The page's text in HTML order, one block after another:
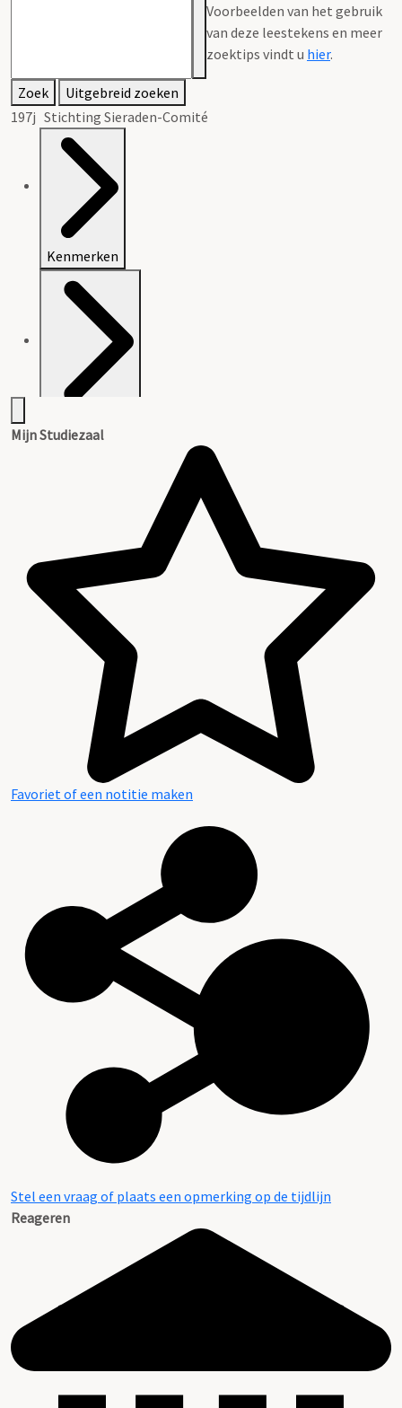
Voorbeelden van het gebruik
van deze leestekens en meer
zoektips vindt u hier.
Zoek
Uitgebreid zoeken
197j Stichting Sieraden-Comité
Kenmerken
Geschiedenis
Archieven en Literatuur
Inventaris
Mijn Studiezaal
Favoriet of een notitie maken
Stel een vraag of plaats een opmerking op de tijdlijn
Reageren